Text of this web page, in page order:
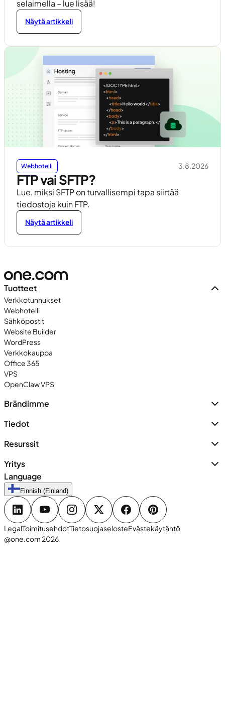
selaimella – lue lisää!
Näytä artikkeli
Webhotelli 3.8.2026
FTP vai SFTP?
Lue, miksi SFTP on turvallisempi tapa siirtää
tiedostoja kuin FTP.
Näytä artikkeli
Tuotteet
Verkkotunnukset
Webhotelli
Sähköpostit
Website Builder
WordPress
Verkkokauppa
Office 365
VPS
OpenClaw VPS
Brändimme
Tiedot
Resurssit
Yritys
Language
Finnish (Finland)
LegalToimitusehdotTietosuojaselosteEvästekäytäntö
@one.com 2026